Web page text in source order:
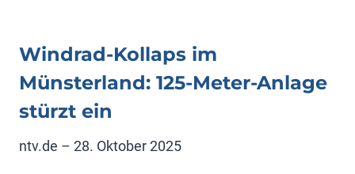
Windrad-Kollaps im
Münsterland: 125-Meter-Anlage
stürzt ein
ntv.de – 28. Oktober 2025